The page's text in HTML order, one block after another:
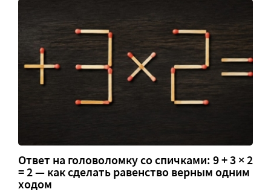
Ответ на головоломку со спичками: 9 + 3 × 2
= 2 — как сделать равенство верным одним
ходом